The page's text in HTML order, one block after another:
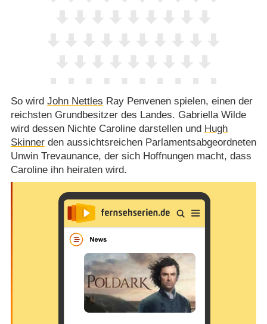
So wird John Nettles Ray Penvenen spielen, einen der
reichsten Grundbesitzer des Landes. Gabriella Wilde
wird dessen Nichte Caroline darstellen und Hugh
Skinnerden aussichtsreichen Parlamentsabgeordneten
Unwin Trevaunance, der sich Hoffnungen macht, dass
Caroline ihn heiraten wird.